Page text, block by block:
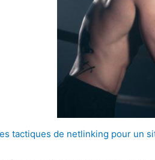
tactiques de netlinking pour un